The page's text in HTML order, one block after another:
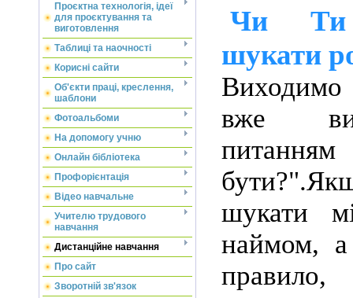
Проєктна технологія, ідеї
для проєктування та
виготовлення
Таблиці та наочності
Корисні сайти
Об'єкти праці, креслення,
шаблони
Фотоальбоми
На допомогу учню
Онлайн бібліотека
Профорієнтація
Відео навчальне
Учителю трудового
навчання
Дистанційне навчання
Про сайт
Зворотній зв'язок
Чи Ти
шукати
вже
шукати
наймом,